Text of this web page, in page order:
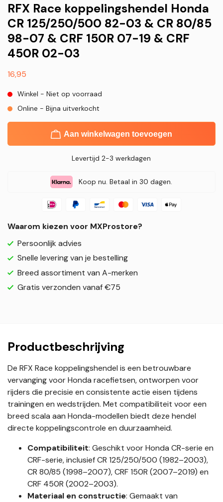
RFX Race koppelingshendel Honda
CR 125/250/500 82-03 & CR 80/85
98-07 & CRF 150R 07-19 & CRF
450R 02-03
Normale
16,95
Winkel - Niet op voorraad
Online - Bijna uitverkocht
Aan winkelwagen toevoegen
Levertijd 2-3 werkdagen
Koop nu. Betaal in 30 dagen.
Waarom kiezen voor MXProstore?
Persoonlijk advies
Snelle levering van je bestelling
Breed assortiment van A-merken
Gratis verzonden vanaf €75
Productbeschrijving
De RFX Race koppelingshendel is een betrouwbare
vervanging voor Honda racefietsen, ontworpen voor
rijders die precisie en consistente actie eisen tijdens
trainingen en wedstrijden. Met compatibiliteit voor een
breed scala aan Honda-modellen biedt deze hendel
directe koppelingscontrole en duurzaamheid.
Compatibiliteit: Geschikt voor Honda CR-serie en
CRF-serie, inclusief CR 125/250/500 (1982–2003),
CR 80/85 (1998–2007), CRF 150R (2007–2019) en
CRF 450R (2002–2003).
Materiaal en constructie: Gemaakt van